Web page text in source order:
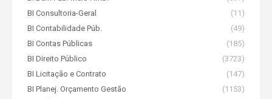
BI Consultoria-Geral
(11)
BI Contabilidade Púb.
(49)
BI Contas Públicas
(185)
BI Direito Público
(3723)
BI Licitação e Contrato
(147)
BI Planej. Orçamento Gestão
(1153)